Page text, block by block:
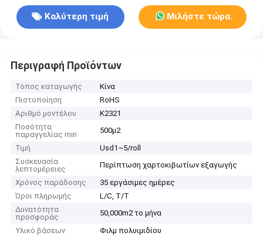
Καλύτερη τιμή Μιλήστε τώρα.
Περιγραφή Προϊόντων
Τόπος καταγωγής
Κίνα
Πιστοποίηση
RoHS
Αριθμό μοντέλου
K2321
Ποσότητα
παραγγελίας min
500μ2
Τιμή
Usd1~5/roll
Συσκευασία
λεπτομέρειες
Περίπτωση χαρτοκιβωτίων εξαγωγής
Χρόνος παράδοσης
35 εργάσιμες ημέρες
Όροι πληρωμής
L/C, T/T
Δυνατότητα
προσφοράς
50,000m2 το μήνα
Υλικό βάσεων
Φιλμ πολυιμιδίου